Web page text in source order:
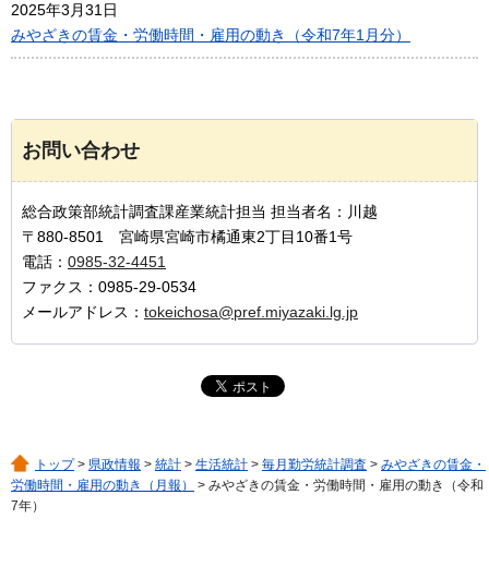
2025年3月31日
みやざきの賃金・労働時間・雇用の動き（令和7年1月分）
お問い合わせ
総合政策部統計調査課産業統計担当 担当者名：川越
〒880-8501 宮崎県宮崎市橘通東2丁目10番1号
電話： 0985-32-4451
ファクス：0985-29-0534
メールアドレス： tokeichosa@pref.miyazaki.lg.jp
トップ> 県政情報 > 統計 > 生活統計 > 毎月勤労統計調査 > みやざきの賃金・
労働時間・雇用の動き（月報）
> みやざきの賃金・労働時間・雇用の動き（令和
7年）